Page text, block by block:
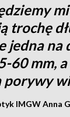
trochę
jedna na
60 mm,
porywy
IMGW Anna